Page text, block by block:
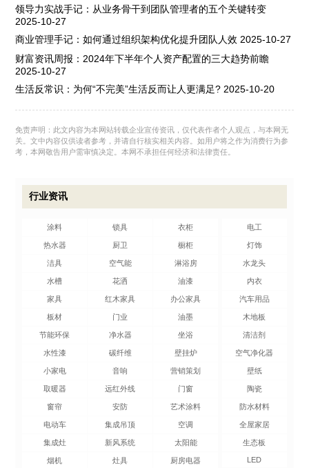
领导力实战手记：从业务骨干到团队管理者的五个关键转变
2025-10-27
商业管理手记：如何通过组织架构优化提升团队人效 2025-10-27
财富资讯周报：2024年下半年个人资产配置的三大趋势前瞻
2025-10-27
生活反常识：为何“不完美”生活反而让人更满足? 2025-10-20
免责声明：此文内容为本网站转载企业宣传资讯，仅代表作者个人观点，与本网无
关。文中内容仅供读者参考，并请自行核实相关内容。如用户将之作为消费行为参
考，本网敬告用户需审慎决定。本网不承担任何经济和法律责任。
行业资讯
涂料 锁具 衣柜 电工
热水器 厨卫 橱柜 灯饰
洁具 空气能 淋浴房 水龙头
水槽 花洒 油漆 内衣
家具 红木家具 办公家具 汽车用品
板材 门业 油墨 木地板
节能环保 净水器 坐浴 清洁剂
水性漆 碳纤维 壁挂炉 空气净化器
小家电 音响 营销策划 壁纸
取暖器 远红外线 门窗 陶瓷
窗帘 安防 艺术涂料 防水材料
电动车 集成吊顶 空调 全屋家居
集成灶 新风系统 太阳能 生态板
烟机 灶具 厨房电器
LED